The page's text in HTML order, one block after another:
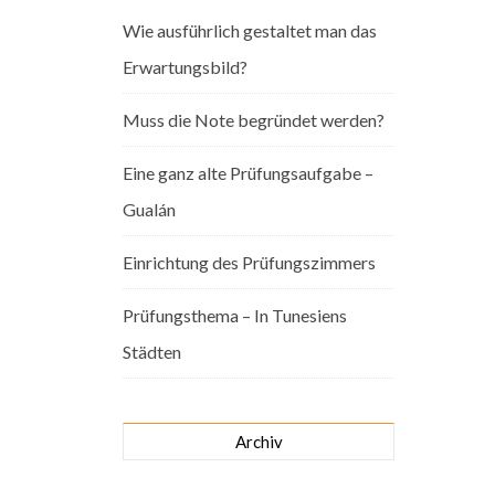
Wie ausführlich gestaltet man das
Erwartungsbild?
Muss die Note begründet werden?
Eine ganz alte Prüfungsaufgabe –
Gualán
Einrichtung des Prüfungszimmers
Prüfungsthema – In Tunesiens
Städten
Archiv